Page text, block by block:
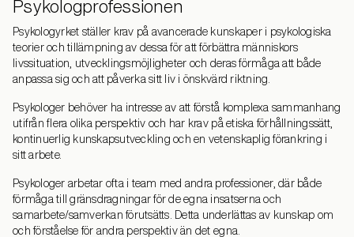
Psykologprofessionen
Psykologyrket ställer krav på avancerade kunskaper i psykologiska
teorier och tillämpning av dessa för att förbättra människors
livssituation, utvecklingsmöjligheter och deras förmåga att både
anpassa sig och att påverka sitt liv i önskvärd riktning.
Psykologer behöver ha intresse av att förstå komplexa sammanhang
utifrån flera olika perspektiv och har krav på etiska förhållningssätt,
kontinuerlig kunskapsutveckling och en vetenskaplig förankring i
sitt arbete.
Psykologer arbetar ofta i team med andra professioner, där både
förmåga till gränsdragningar för de egna insatserna och
samarbete/samverkan förutsätts. Detta underlättas av kunskap om
och förståelse för andra perspektiv än det egna.